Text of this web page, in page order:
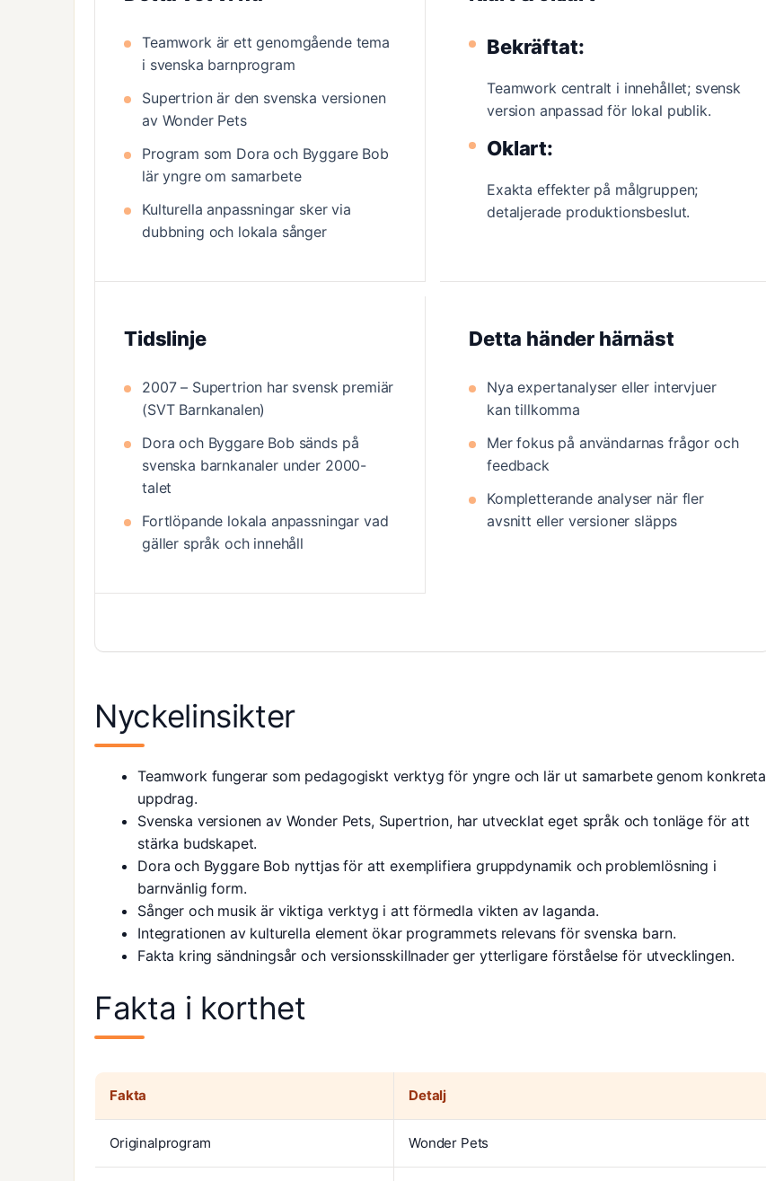
Teamwork är ett genomgående tema
i svenska barnprogram
Supertrion är den svenska versionen
av Wonder Pets
Program som Dora och Byggare Bob
lär yngre om samarbete
Kulturella anpassningar sker via
dubbning och lokala sånger
Bekräftat:
Teamwork centralt i innehållet; svensk
version anpassad för lokal publik.
Oklart:
Exakta effekter på målgruppen;
detaljerade produktionsbeslut.
Tidslinje
2007 – Supertrion har svensk premiär
(SVT Barnkanalen)
Dora och Byggare Bob sänds på
svenska barnkanaler under 2000-
talet
Fortlöpande lokala anpassningar vad
gäller språk och innehåll
Detta händer härnäst
Nya expertanalyser eller intervjuer
kan tillkomma
Mer fokus på användarnas frågor och
feedback
Kompletterande analyser när fler
avsnitt eller versioner släpps
Nyckelinsikter
Teamwork fungerar som pedagogiskt verktyg för yngre och lär ut samarbete genom konkreta
uppdrag.
Svenska versionen av Wonder Pets, Supertrion, har utvecklat eget språk och tonläge för att
stärka budskapet.
Dora och Byggare Bob nyttjas för att exemplifiera gruppdynamik och problemlösning i
barnvänlig form.
Sånger och musik är viktiga verktyg i att förmedla vikten av laganda.
Integrationen av kulturella element ökar programmets relevans för svenska barn.
Fakta kring sändningsår och versionsskillnader ger ytterligare förståelse för utvecklingen.
Fakta i korthet
Fakta Detalj
Originalprogram Wonder Pets